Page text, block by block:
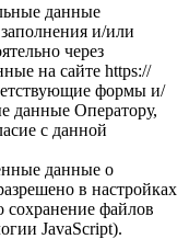
данные
и/или
через
на сайте https://
формы и/
данные Оператору,
с данной
данные о
в настройках
сохранение файлов
JavaScript).